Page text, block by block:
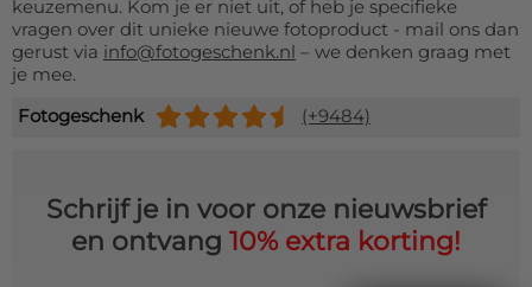
keuzemenu. Kom je er niet uit, of heb je specifieke
vragen over dit unieke nieuwe fotoproduct - mail ons dan
gerust via info@fotogeschenk.nl – we denken graag met
je mee.
Fotogeschenk
(+9484)
Schrijf je in voor onze nieuwsbrief
en ontvang 10% extra korting!